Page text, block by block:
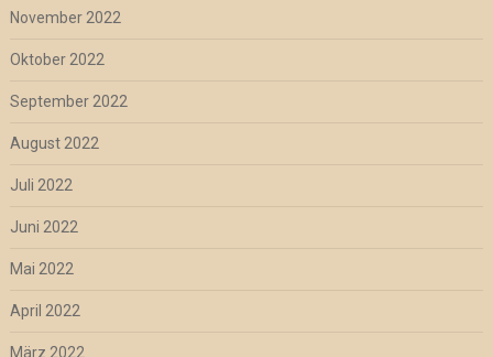
November 2022
Oktober 2022
September 2022
August 2022
Juli 2022
Juni 2022
Mai 2022
April 2022
März 2022